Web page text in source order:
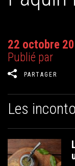
22 octobre
Publié par
PARTAGER
Les